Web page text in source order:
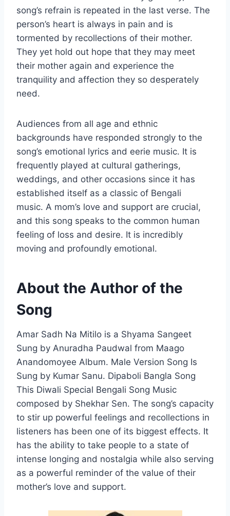
song’s refrain is repeated in the last verse. The
person’s heart is always in pain and is
tormented by recollections of their mother.
They yet hold out hope that they may meet
their mother again and experience the
tranquility and affection they so desperately
need.
Audiences from all age and ethnic
backgrounds have responded strongly to the
song’s emotional lyrics and eerie music. It is
frequently played at cultural gatherings,
weddings, and other occasions since it has
established itself as a classic of Bengali
music. A mom’s love and support are crucial,
and this song speaks to the common human
feeling of loss and desire. It is incredibly
moving and profoundly emotional.
About the Author of the
Song
Amar Sadh Na Mitilo is a Shyama Sangeet
Sung by Anuradha Paudwal from Maago
Anandomoyee Album. Male Version Song Is
Sung by Kumar Sanu. Dipaboli Bangla Song
This Diwali Special Bengali Song Music
composed by Shekhar Sen. The song’s capacity
to stir up powerful feelings and recollections in
listeners has been one of its biggest effects. It
has the ability to take people to a state of
intense longing and nostalgia while also serving
as a powerful reminder of the value of their
mother’s love and support.